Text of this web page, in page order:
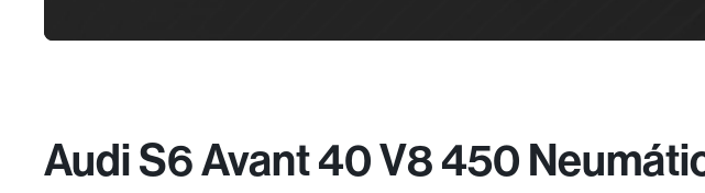
Audi S6 Avant 40 V8 450